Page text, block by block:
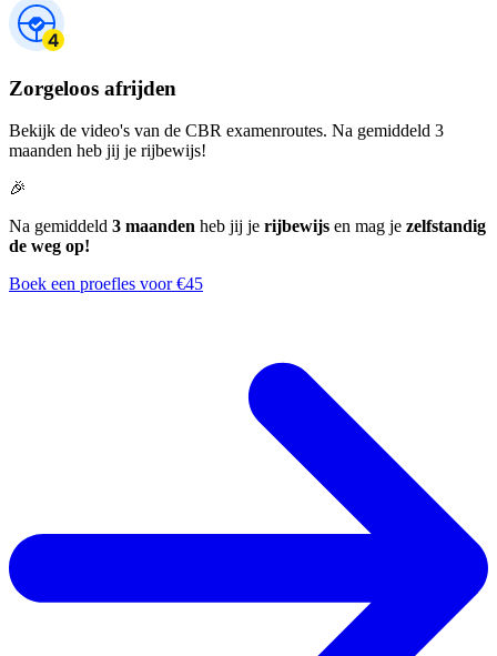
Zorgeloos afrijden
Bekijk de video's van de CBR examenroutes. Na gemiddeld 3
maanden heb jij je rijbewijs!
🎉
Na gemiddeld 3 maanden heb jij je rijbewijs en mag je zelfstandig
de weg op!
Boek een proefles voor €45